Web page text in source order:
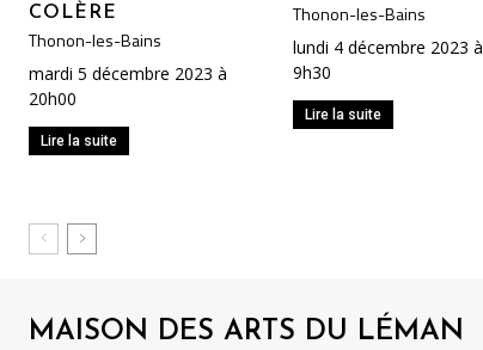
COLÈRE
Thonon-les-Bains
mardi 5 décembre 2023 à
20h00
Lire la suite
Thonon-les-Bains
lundi 4 décembre 2023 à
9h30
Lire la suite
MAISON DES ARTS DU LÉMAN